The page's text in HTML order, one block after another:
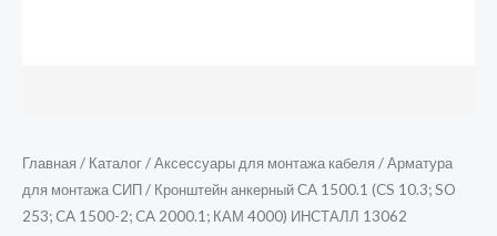
Главная / Каталог/Аксессуары для монтажа кабеля /Арматура
для монтажа СИП/ Кронштейн анкерный СA 1500.1 (CS 10.3; SO
253; CA 1500-2; CA 2000.1; КАМ 4000) ИНСТАЛЛ 13062